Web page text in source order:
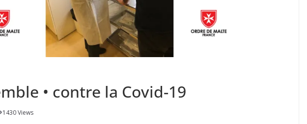
• contre la Covid-19
1430 Views